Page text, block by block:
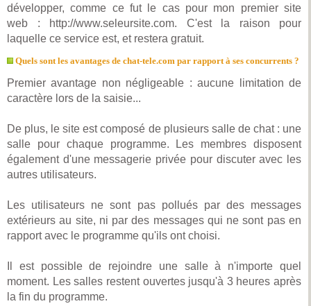
développer, comme ce fut le cas pour mon premier site
web : http://www.seleursite.com. C'est la raison pour
laquelle ce service est, et restera gratuit.
Quels sont les avantages de chat-tele.com par rapport à ses concurrents ?
Premier avantage non négligeable : aucune limitation de
caractère lors de la saisie...
De plus, le site est composé de plusieurs salle de chat : une
salle pour chaque programme. Les membres disposent
également d'une messagerie privée pour discuter avec les
autres utilisateurs.
Les utilisateurs ne sont pas pollués par des messages
extérieurs au site, ni par des messages qui ne sont pas en
rapport avec le programme qu'ils ont choisi.
Il est possible de rejoindre une salle à n'importe quel
moment. Les salles restent ouvertes jusqu'à 3 heures après
la fin du programme.